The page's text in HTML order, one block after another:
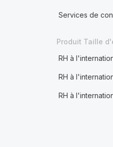
Services de
Produit Taille
RH à
RH à
RH à